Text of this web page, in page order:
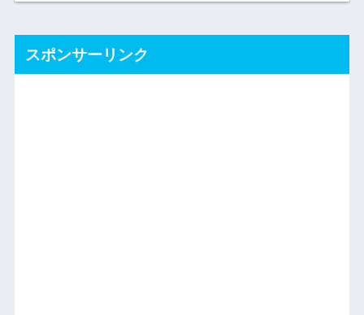
スポンサーリンク